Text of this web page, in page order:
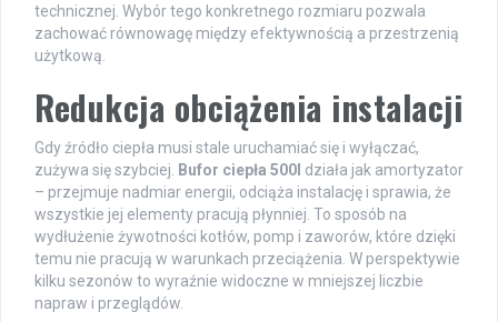
technicznej. Wybór tego konkretnego rozmiaru pozwala
zachować równowagę między efektywnością a przestrzenią
użytkową.
Redukcja obciążenia instalacji
Gdy źródło ciepła musi stale uruchamiać się i wyłączać,
zużywa się szybciej. Bufor ciepła 500l działa jak amortyzator
– przejmuje nadmiar energii, odciąża instalację i sprawia, że
wszystkie jej elementy pracują płynniej. To sposób na
wydłużenie żywotności kotłów, pomp i zaworów, które dzięki
temu nie pracują w warunkach przeciążenia. W perspektywie
kilku sezonów to wyraźnie widoczne w mniejszej liczbie
napraw i przeglądów.